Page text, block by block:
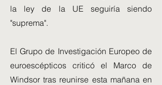
la ley de la UE seguiría siendo
"suprema".
El Grupo de Investigación Europeo de
euroescépticos criticó el Marco de
Windsor tras reunirse esta mañana en